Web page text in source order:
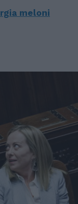
meloni